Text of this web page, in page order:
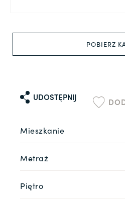
POBIERZ
UDOSTĘPNIJ
Mieszkanie
Metraż
Piętro